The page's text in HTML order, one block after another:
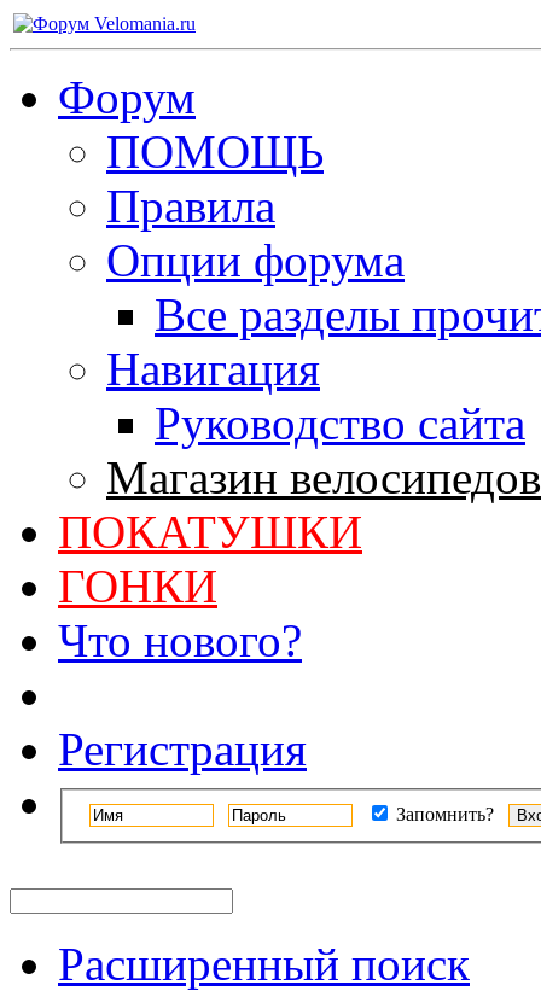
Форум
ПОМОЩЬ
Правила
Опции форума
Все разделы
Навигация
Руководство сайта
Магазин
ПОКАТУШКИ
ГОНКИ
Что нового?
Регистрация
Запомнить?
Расширенный поиск